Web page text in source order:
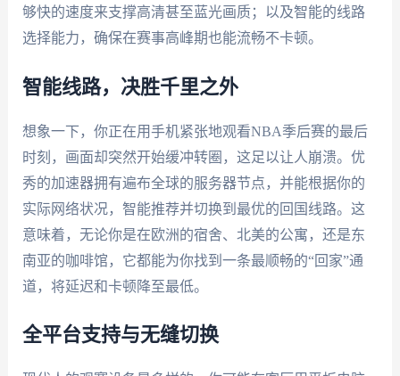
够快的速度来支撑高清甚至蓝光画质；以及智能的线路
选择能力，确保在赛事高峰期也能流畅不卡顿。
智能线路，决胜千里之外
想象一下，你正在用手机紧张地观看NBA季后赛的最后
时刻，画面却突然开始缓冲转圈，这足以让人崩溃。优
秀的加速器拥有遍布全球的服务器节点，并能根据你的
实际网络状况，智能推荐并切换到最优的回国线路。这
意味着，无论你是在欧洲的宿舍、北美的公寓，还是东
南亚的咖啡馆，它都能为你找到一条最顺畅的“回家”通
道，将延迟和卡顿降至最低。
全平台支持与无缝切换